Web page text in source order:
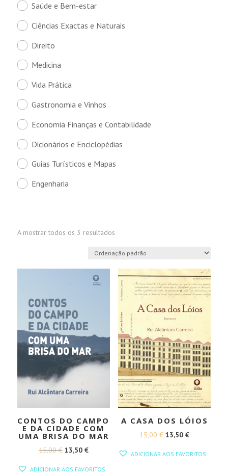
Saúde e Bem-estar
Ciências Exactas e Naturais
Direito
Medicina
Vida Prática
Gastronomia e Vinhos
Economia Finanças e Contabilidade
Dicionários e Enciclopédias
Guias Turísticos e Mapas
Engenharia
A mostrar todos os 3 resultados
CONTOS DO CAMPO
E DA CIDADE COM
UMA BRISA DO MAR
15,00€ O
13,50 €O
ADICIONAR AOS FAVORITOS
A CASA DOS LÓIOS
15,00€ O
13,50 €O
ADICIONAR AOS FAVORITOS